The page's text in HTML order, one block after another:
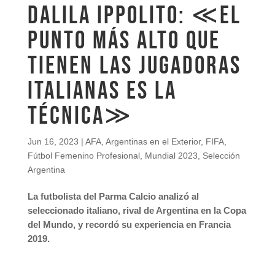
Dalila Ippolito: ≪El
punto más alto que
tienen las jugadoras
italianas es la
técnica≫
Jun 16, 2023 | AFA, Argentinas en el Exterior, FIFA,
Fútbol Femenino Profesional, Mundial 2023
Selección
Argentina
La futbolista del Parma Calcio analizó al
seleccionado italiano, rival de Argentina en la Copa
del Mundo, y recordó su experiencia en Francia
2019.